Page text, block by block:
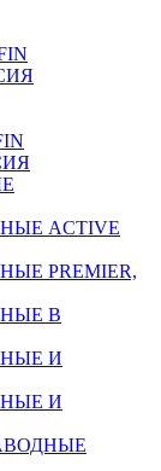
ACTIVE
PREMIER,
В
И
И